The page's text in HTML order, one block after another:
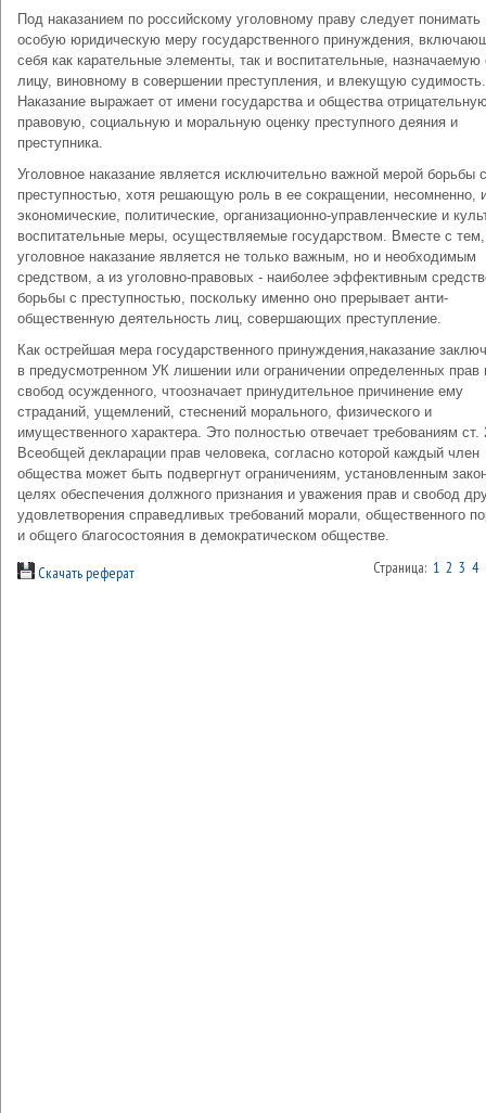
Под наказанием по российскому уголовному праву сле­дует понимать
особую юридическую меру государствен­ного принуждения,
себя как карательные элементы, так и воспитательные,
лицу, виновному в совершении преступления, и влекущую су­димость.
Наказание выражает от имени государства и об­щества
правовую, социальную и моральную оценку преступного деяния и
преступника.
Уголовное наказание является исключительно важной ме­рой борьбы с
преступностью, хотя решающую роль в ее сокра­щении, несомненно,
экономические, политические, орга­низационно-управленческие и
воспитательные меры, осуществляемые государством. Вместе с тем,
уголовное наказа­ние является не только важным, но и необходимым
средством, а из уголовно-правовых - наиболее эффективным
борьбы с преступностью, поскольку именно оно прерывает анти­
общественную деятельность лиц, совершающих преступление.
Как острейшая мера государственного принуждения,нака­зание
в предусмотренном УК лишении или ограничении определенных прав
свобод осужденного, чтоозначает принудительное причинение ему
страданий, ущемле­ний, стеснений морального, физического и
имущественного характера. Это полностью отвечает требованиям ст.
Всеоб­щей декларации прав человека, согласно которой каждый член
общества может быть подвергнут ограничениям, установлен­ным
целях обеспечения должного признания и ува­жения прав и свобод
удовлетворения справедливых требований морали, общественного
и общего благосо­стояния в демократическом обществе.
Скачать реферат Страница: 1 2 3 4